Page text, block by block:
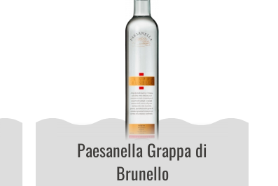
Paesanella Grappa di
Brunello